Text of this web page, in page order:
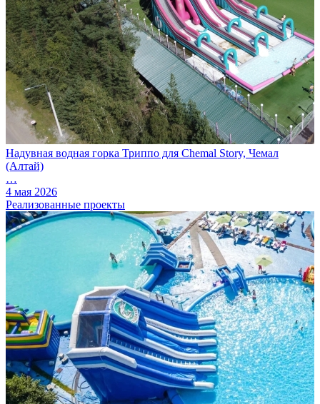
Надувная водная горка Триппо для Chemal Story, Чемал
(Алтай)
…
4 мая 2026
Реализованные проекты